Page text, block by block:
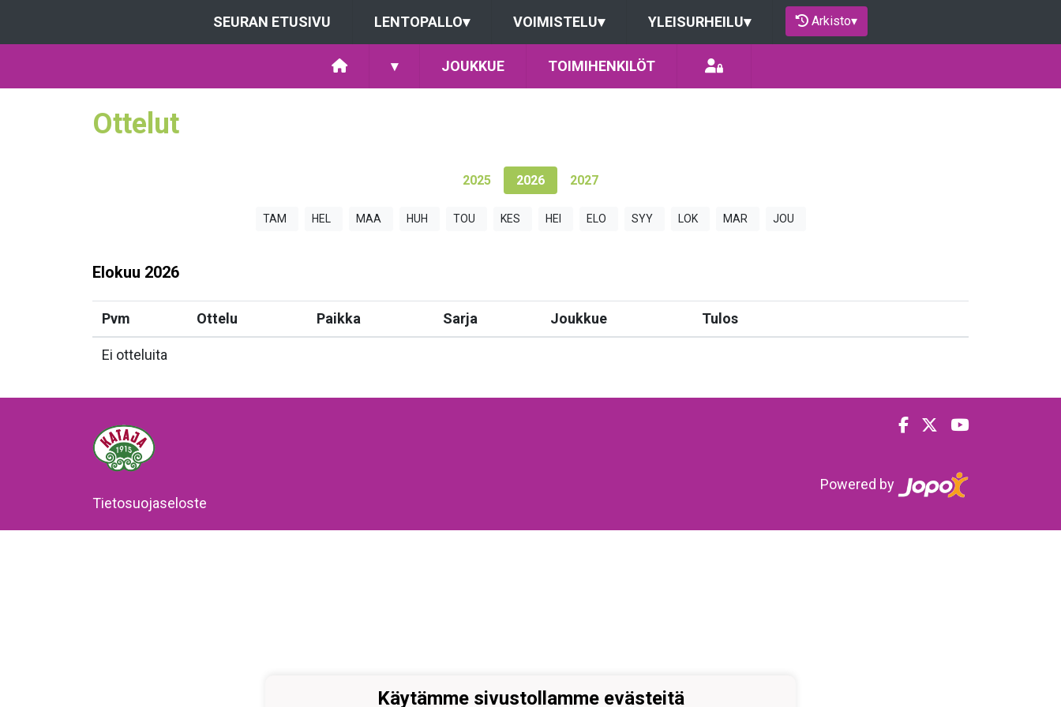
SEURAN ETUSIVU LENTOPALLO▾ VOIMISTELU▾ YLEISURHEILU▾ Arkisto▾
▾ JOUKKUE TOIMIHENKILÖT
Ottelut
2025 2026 2027
TAM HEL MAA HUH TOU KES HEI ELO SYY LOK MAR JOU
Elokuu 2026
Pvm Ottelu Paikka Sarja Joukkue Tulos
Ei otteluita
Tietosuojaseloste
Powered by
Käytämme sivustollamme evästeitä